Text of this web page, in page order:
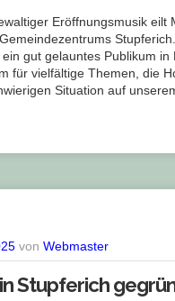
Eröffnungsmusik eilt
gut gelauntes Publikum
für vielfältige Themen, die
Situation auf
von Webmaster
Stupferich